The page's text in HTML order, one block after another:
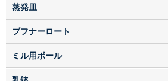
蒸発皿
ブフナーロート
ミル用ボール